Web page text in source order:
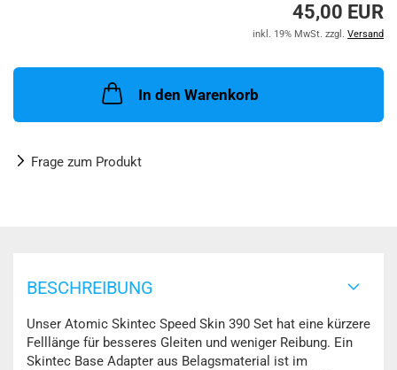
45,00 EUR
inkl. 19% MwSt. zzgl. Versand
In den Warenkorb
Frage zum Produkt
BESCHREIBUNG
Unser Atomic Skintec Speed Skin 390 Set hat eine kürzere
Felllänge für besseres Gleiten und weniger Reibung. Ein
Skintec Base Adapter aus Belagsmaterial ist im